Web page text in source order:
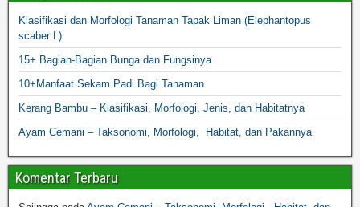
Klasifikasi dan Morfologi Tanaman Tapak Liman (Elephantopus
scaber L)
15+ Bagian-Bagian Bunga dan Fungsinya
10+Manfaat Sekam Padi Bagi Tanaman
Kerang Bambu – Klasifikasi, Morfologi, Jenis, dan Habitatnya
Ayam Cemani – Taksonomi, Morfologi, Habitat, dan Pakannya
Komentar Terbaru